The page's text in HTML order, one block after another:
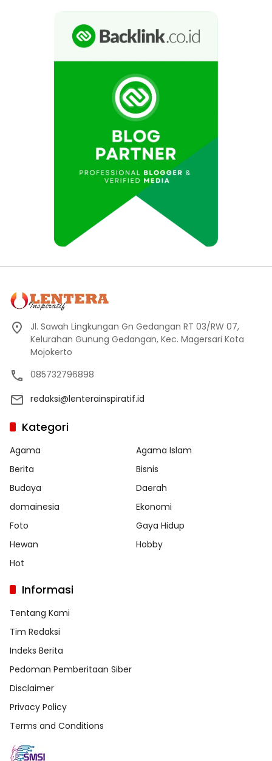
Jl. Sawah Lingkungan Gn Gedangan RT 03/RW 07,
Kelurahan Gunung Gedangan, Kec. Magersari Kota
Mojokerto
085732796898
redaksi@lenterainspiratif.id
Kategori
Agama
Agama Islam
Berita
Bisnis
Budaya
Daerah
domainesia
Ekonomi
Foto
Gaya Hidup
Hewan
Hobby
Hot
Informasi
Tentang Kami
Tim Redaksi
Indeks Berita
Pedoman Pemberitaan Siber
Disclaimer
Privacy Policy
Terms and Conditions